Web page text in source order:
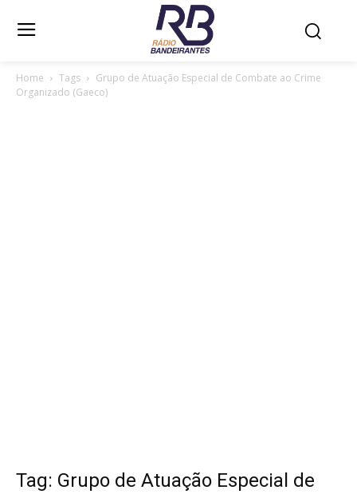
Home Tags
Grupo de Atuação Especial de Combate ao Crime
Organizado (Gaeco)
Tag: Grupo de Atuação Especial de